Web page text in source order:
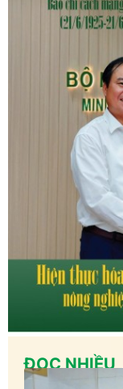
ĐỌC NHIỀU